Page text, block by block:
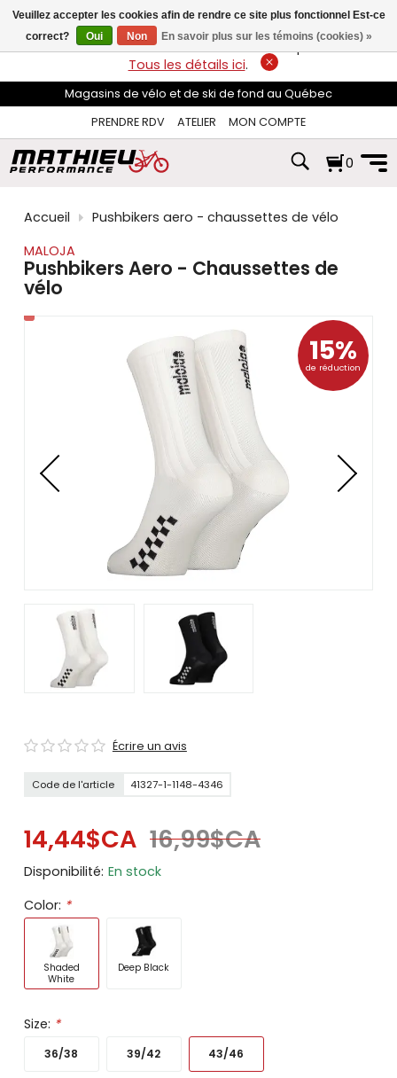
flèches
haut
et
pour
sélectionner
disponible.
Appuyez
pour
au
résultat
de
recherche
d'appareils
gestes
LIVRAISON GRATUITEsur les commandes de plus de 74$*.
Tous les détails ici.
Magasins de vélo et de ski de fond au Québec
PRENDRE RDV
ATELIER MON COMPTE
0
Accueil
Pushbikers aero - chaussettes de vélo
MALOJA
Pushbikers Aero - Chaussettes de
vélo
15%
de réduction
Écrire un avis
Code de l'article 41327-1-1148-4346
14,44$CA 16,99$CA
Disponibilité: En stock
Color: *
Shaded
White
Deep Black
Size: *
36/38 39/42 43/46
Veuillez accepter les cookies afin de rendre ce site plus fonctionnel Est-ce
correct?
Oui Non En savoir plus sur les témoins (cookies) »